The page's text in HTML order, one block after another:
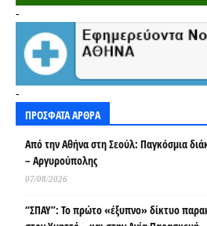
-
-
ΠΡΟΣΦΑΤΑ ΑΡΘΡΑ
Από την Αθήνα στη Σεούλ: Παγκόσμια
– Αργυρούπολης
07/08/2026
“ΣΠΑΥ”: Το πρώτο «έξυπνο» δίκτυο